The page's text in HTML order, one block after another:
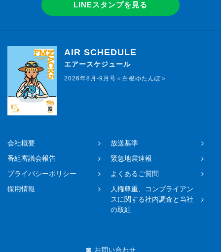
LINEスタンプを見る
AIR SCHEDULE
エアースケジュール
2026年8月-9月号＜白根ゆたんぽ＞
会社概要
放送基準
番組審議会報告
緊急地震速報
プライバシーポリシー
よくあるご質問
採用情報
人権尊重、コンプライアン
スに関する社内調査と当社
の取組
☎ お問い合わせ